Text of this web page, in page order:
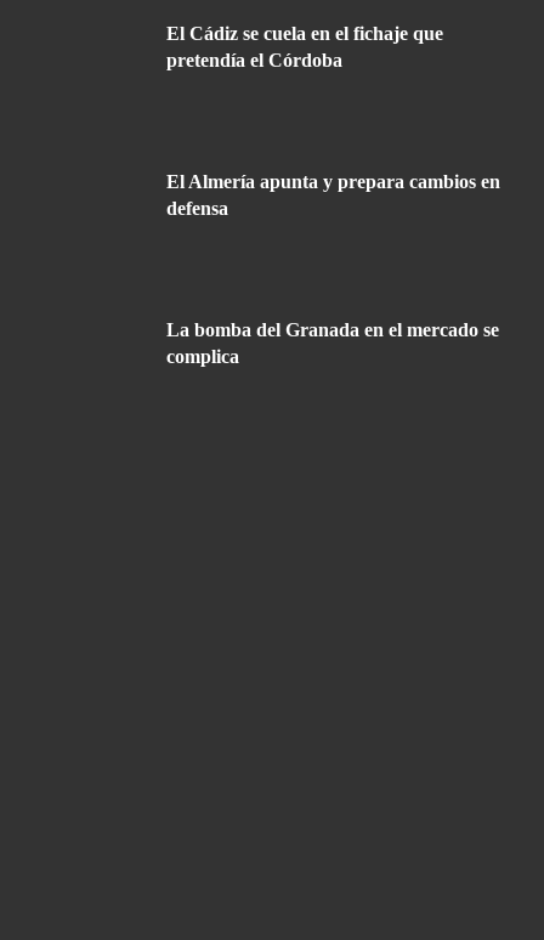
El Cádiz se cuela en el fichaje que
pretendía el Córdoba
El Almería apunta y prepara cambios en
defensa
La bomba del Granada en el mercado se
complica